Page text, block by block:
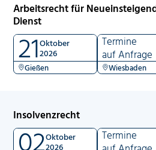
Arbeitsrecht für
Dienst
21Oktober
2026
Gießen
Termine
auf Anfrage
Wiesbaden
Insolvenzrecht
02Oktober
2026
Termine